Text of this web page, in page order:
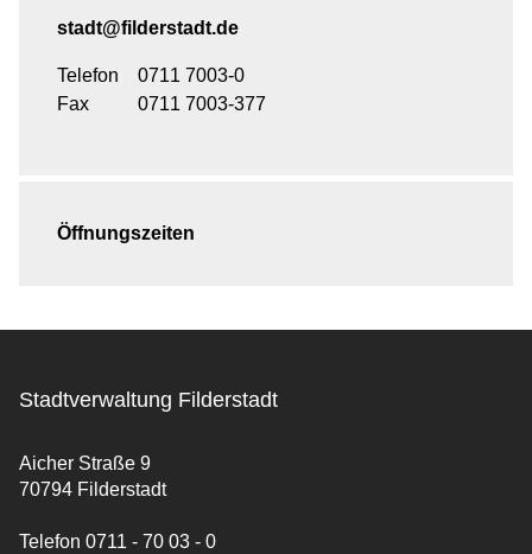
stadt@filderstadt.de
Telefon
0711 7003-0
Fax
0711 7003-377
Öffnungszeiten
Stadtverwaltung Filderstadt
Aicher Straße 9
70794 Filderstadt
Telefon 0711 - 70 03 - 0